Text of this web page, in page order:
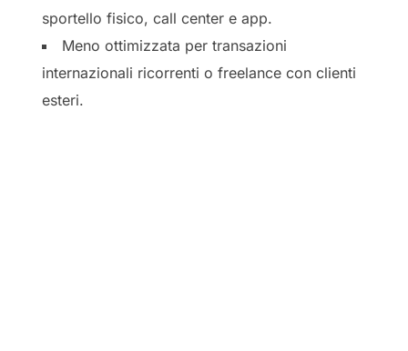
sportello fisico, call center e app.
Meno ottimizzata per transazioni
internazionali ricorrenti o freelance con clienti
esteri.